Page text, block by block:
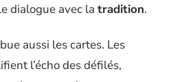
dialogue avec la tradition.
aussi les cartes. Les
l’écho des défilés,